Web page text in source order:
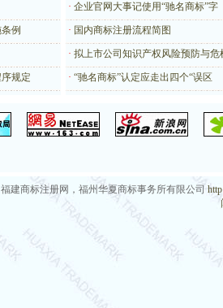
例
规定
· 企业官网大事记使用“驰名商标”字
· 国内商标注册流程简图
· 拟上市公司知识产权风险预防与危
· “驰名商标”认定应走出四个“误区
福建商标注册网，福州华夏商标事务所有限公司